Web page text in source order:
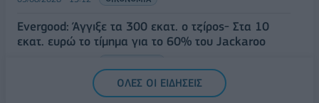
Evergood: Άγγιξε τα 300 εκατ. ο τζίρος- Στα 10
εκατ. ευρώ το τίμημα για το 60% του Jackaroo
ΟΛΕΣ ΟΙ ΕΙΔΗΣΕΙΣ